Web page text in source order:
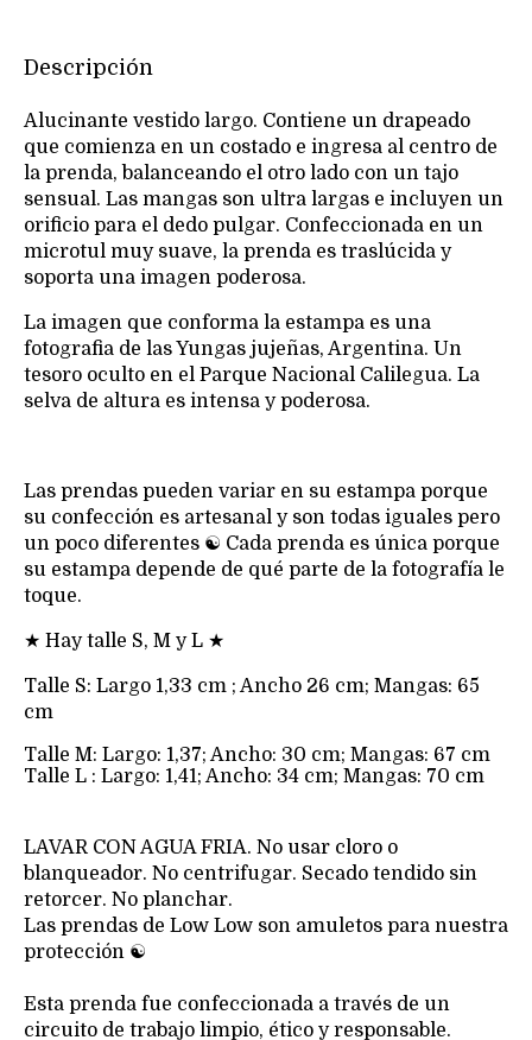
Descripción
Alucinante vestido largo. Contiene un drapeado
que comienza en un costado e ingresa al centro de
la prenda, balanceando el otro lado con un tajo
sensual. Las mangas son ultra largas e incluyen un
orificio para el dedo pulgar. Confeccionada en un
microtul muy suave, la prenda es traslúcida y
soporta una imagen poderosa.
La imagen que conforma la estampa es una
fotografia de las Yungas jujeñas, Argentina. Un
tesoro oculto en el Parque Nacional Calilegua. La
selva de altura es intensa y poderosa.
Las prendas pueden variar en su estampa porque
su confección es artesanal y son todas iguales pero
un poco diferentes ☯ Cada prenda es única porque
su estampa depende de qué parte de la fotografía le
toque.
★ Hay talle S, M y L ★
Talle S: Largo 1,33 cm ; Ancho 26 cm; Mangas: 65
cm
Talle M: Largo: 1,37; Ancho: 30 cm; Mangas: 67 cm
Talle L : Largo: 1,41; Ancho: 34 cm; Mangas: 70 cm
LAVAR CON AGUA FRIA. No usar cloro o
blanqueador. No centrifugar. Secado tendido sin
retorcer. No planchar.
Las prendas de Low Low son amuletos para nuestra
protección ☯︎
Esta prenda fue confeccionada a través de un
circuito de trabajo limpio, ético y responsable.